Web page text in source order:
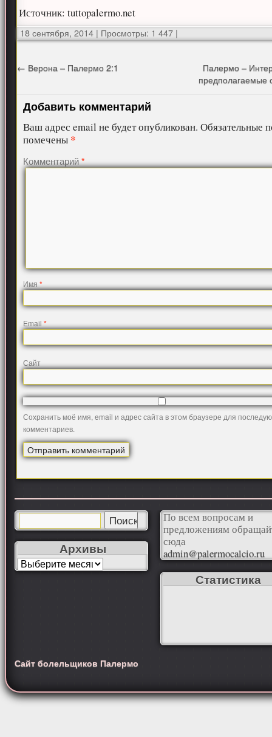
Источник: tuttopalermo.net
18 сентября, 2014 | Просмотры: 1 447 |
← Верона – Палермо 2:1
Палермо –
предполагаемые
Добавить комментарий
Ваш адрес email не будет опубликован. Обязательные
помечены *
Комментарий*
Имя*
Email*
Сайт
Сохранить моё имя, email и адрес сайта в этом браузере для
комментариев.
Архивы
По всем вопросам и
предложениям
сюда
admin@palermocalcio.ru
Статистика
Сайт болельщиков Палермо